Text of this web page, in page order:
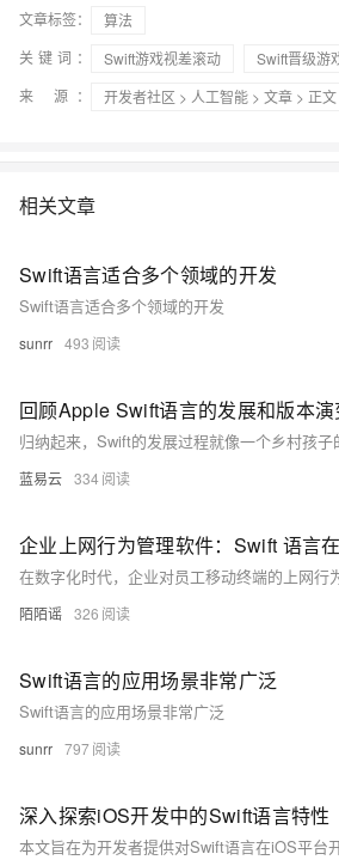
文章标签：
算法
关键词：
Swift游戏视差滚动
Swift晋级游
来 源：
开发者社区 > 人工智能 > 文章 > 正文
相关文章
Swift语言适合多个领域的开发
Swift语言适合多个领域的开发
sunrr 493
回顾Apple Swift语言的发展和版本演
蓝易云 334
陌陌谣 326
Swift语言的应用场景非常广泛
Swift语言的应用场景非常广泛
sunrr 797
深入探索iOS开发中的Swift语言特性